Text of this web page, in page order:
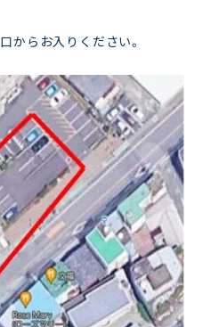
からお入りください。